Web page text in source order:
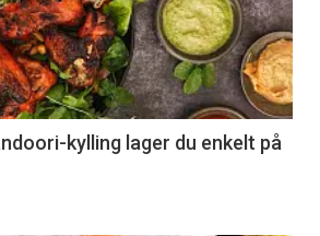
kylling lager du enkelt på